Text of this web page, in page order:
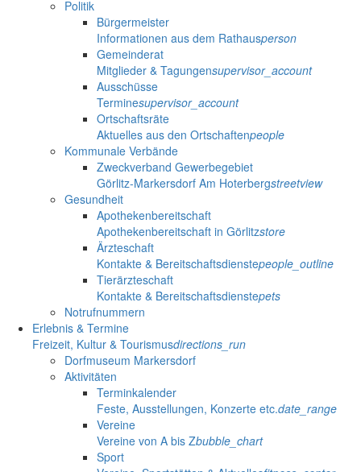
Politik
Bürgermeister
Informationen aus dem Rathausperson
Gemeinderat
Mitglieder & Tagungensupervisor_account
Ausschüsse
Terminesupervisor_account
Ortschaftsräte
Aktuelles aus den Ortschaftenpeople
Kommunale Verbände
Zweckverband Gewerbegebiet
Görlitz-Markersdorf Am Hoterbergstreetview
Gesundheit
Apothekenbereitschaft
Apothekenbereitschaft in Görlitzstore
Ärzteschaft
Kontakte & Bereitschaftsdienstepeople_outline
Tierärzteschaft
Kontakte & Bereitschaftsdienstepets
Notrufnummern
Erlebnis & Termine
Freizeit, Kultur & Tourismusdirections_run
Dorfmuseum Markersdorf
Aktivitäten
Terminkalender
Feste, Ausstellungen, Konzerte etc.date_range
Vereine
Vereine von A bis Zbubble_chart
Sport